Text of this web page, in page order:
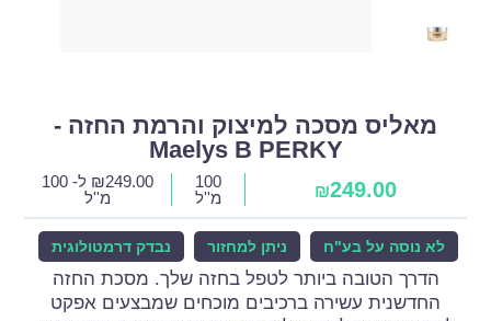
מאליס מסכה למיצוק והרמת החזה -
Maelys B PERKY
₪249.00
100
מ''ל
₪249.00
ל- 100
מ''ל
לא נוסה על בע"ח ניתן למחזור נבדק דרמטולוגית
הדרך הטובה ביותר לטפל בחזה שלך. מסכת החזה
החדשנית עשירה ברכיבים מוכחים שמבצעים אפקט